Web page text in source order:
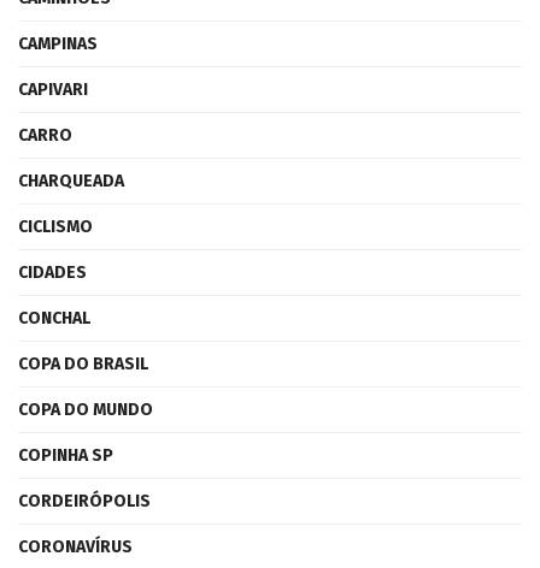
CAMPINAS
CAPIVARI
CARRO
CHARQUEADA
CICLISMO
CIDADES
CONCHAL
COPA DO BRASIL
COPA DO MUNDO
COPINHA SP
CORDEIRÓPOLIS
CORONAVÍRUS